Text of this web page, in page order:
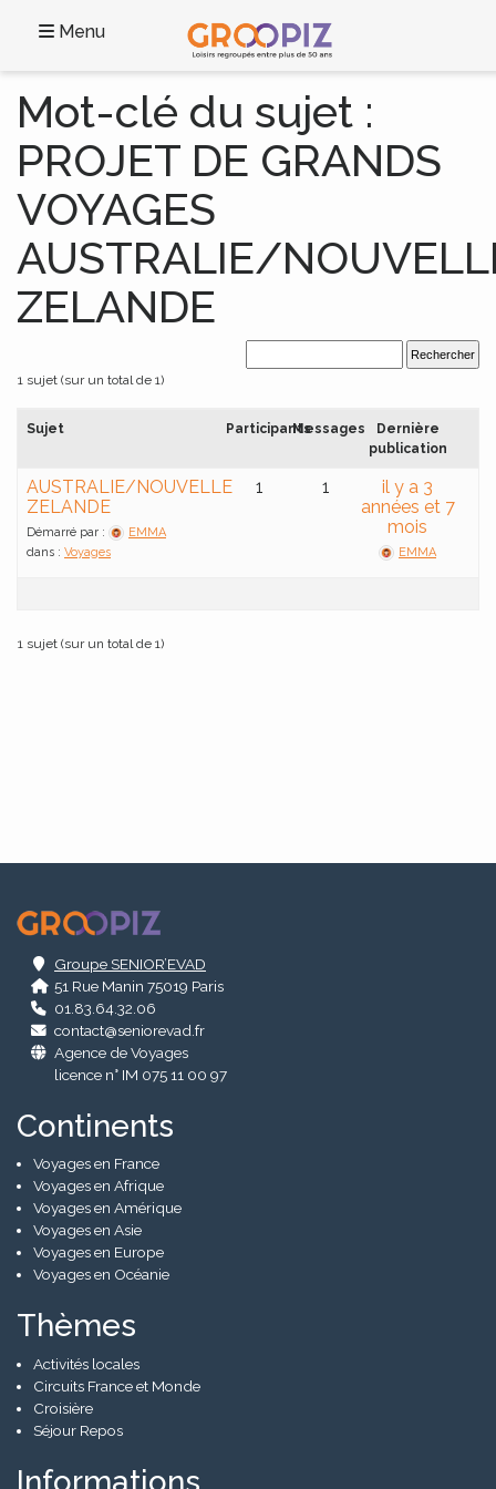
Menu
Mot-clé du sujet :
PROJET DE GRANDS
VOYAGES
AUSTRALIE/
ZELANDE
1 sujet (sur un total de 1)
Sujet ParticipantsMessages
Dernière
publication
AUSTRALIE/NOUVELLE
ZELANDE
Démarré par :
EMMA
dans : Voyages
1 1
il y a 3
années et 7
mois
EMMA
1 sujet (sur un total de 1)
Groupe SENIOR’EVAD
51 Rue Manin 75019 Paris
01.83.64.32.06
contact@seniorevad.fr
Agence de Voyages
licence n° IM 075 11 00 97
Continents
Voyages en France
Voyages en Afrique
Voyages en Amérique
Voyages en Asie
Voyages en Europe
Voyages en Océanie
Thèmes
Activités locales
Circuits France et Monde
Croisière
Séjour Repos